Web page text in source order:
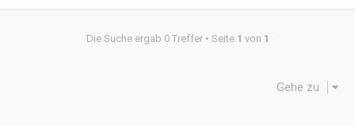
Die Suche ergab 0 Treffer • Seite 1 von 1
Gehe zu